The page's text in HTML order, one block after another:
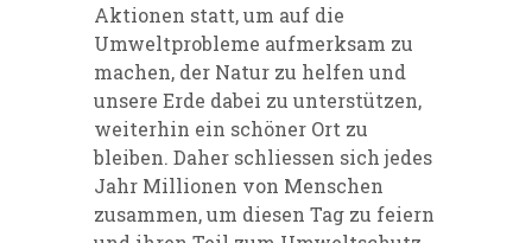
Aktionen statt, um auf die
Umweltprobleme aufmerksam zu
machen, der Natur zu helfen und
unsere Erde dabei zu unterstützen,
weiterhin ein schöner Ort zu
bleiben. Daher schliessen sich jedes
Jahr Millionen von Menschen
zusammen, um diesen Tag zu feiern